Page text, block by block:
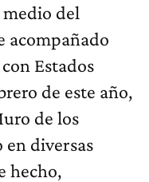
medio del
acompañado
Estados
de este año,
de los
en diversas
hecho,